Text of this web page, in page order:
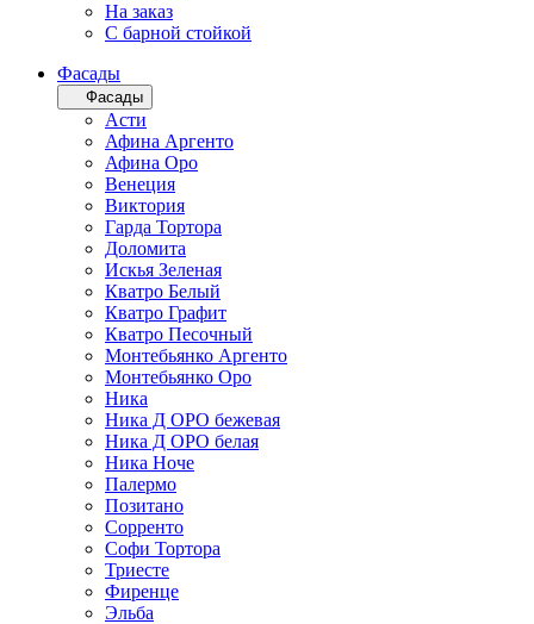
На заказ
С барной стойкой
Фасады
Фасады
Асти
Афина Аргенто
Афина Оро
Венеция
Виктория
Гарда Тортора
Доломита
Искья Зеленая
Кватро Белый
Кватро Графит
Кватро Песочный
Монтебьянко Аргенто
Монтебьянко Оро
Ника
Ника Д ОРО бежевая
Ника Д ОРО белая
Ника Ноче
Палермо
Позитано
Сорренто
Софи Тортора
Триесте
Фиренце
Эльба